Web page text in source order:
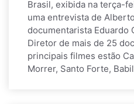
Brasil, exibida na terça-
uma entrevista de
documentarista Eduardo
Diretor de mais de 25
principais filmes estão
Morrer, Santo Forte,